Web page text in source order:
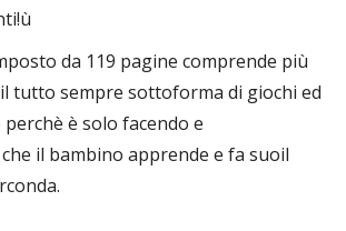
da 119 pagine comprende più
tutto sempre sottoforma di giochi ed
è solo facendo e
il bambino apprende e fa suoil